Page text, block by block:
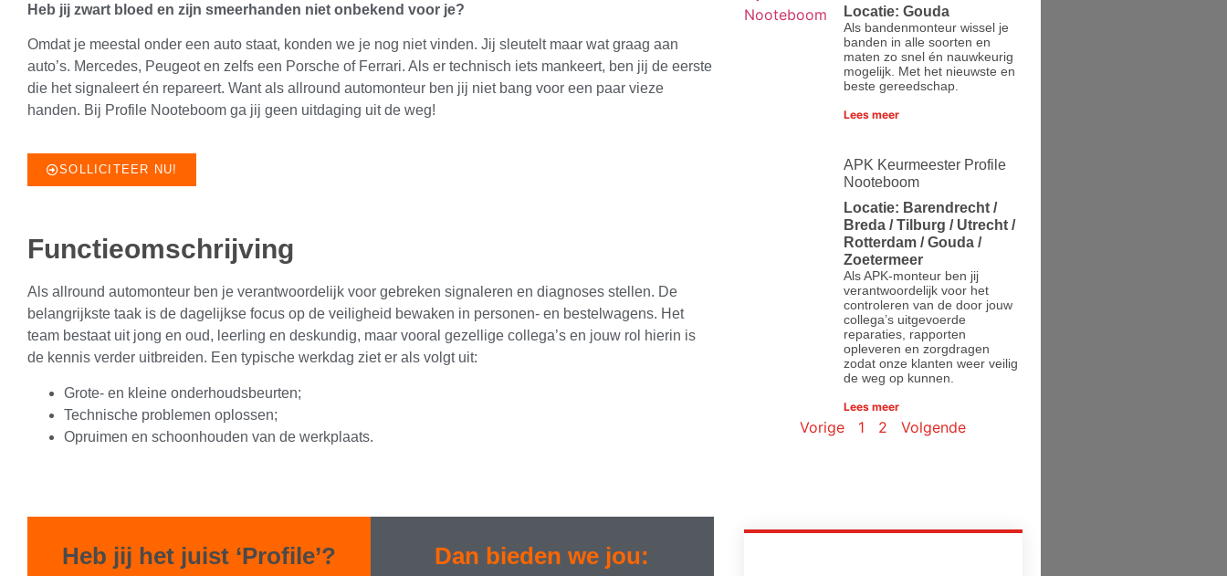
Heb jij zwart bloed en zijn smeerhanden niet onbekend voor je?
Omdat je meestal onder een auto staat, konden we je nog niet vinden. Jij sleutelt maar wat graag aan
auto’s. Mercedes, Peugeot en zelfs een Porsche of Ferrari. Als er technisch iets mankeert, ben jij de eerste
die het signaleert én repareert. Want als allround automonteur ben jij niet bang voor een paar vieze
handen. Bij Profile Nooteboom ga jij geen uitdaging uit de weg!
SOLLICITEER NU!
Functieomschrijving
Als allround automonteur ben je verantwoordelijk voor gebreken signaleren en diagnoses stellen. De
belangrijkste taak is de dagelijkse focus op de veiligheid bewaken in personen- en bestelwagens. Het
team bestaat uit jong en oud, leerling en deskundig, maar vooral gezellige collega’s en jouw rol hierin is
de kennis verder uitbreiden. Een typische werkdag ziet er als volgt uit:
Grote- en kleine onderhoudsbeurten;
Technische problemen oplossen;
Opruimen en schoonhouden van de werkplaats.
Heb jij het juist ‘Profile’? Dan bieden we jou:
Locatie: Gouda
Als bandenmonteur wissel je
banden in alle soorten en
maten zo snel én nauwkeurig
mogelijk. Met het nieuwste en
beste gereedschap.
Lees meer
APK Keurmeester Profile
Nooteboom
Locatie: Barendrecht /
Breda / Tilburg / Utrecht /
Rotterdam / Gouda /
Zoetermeer
Als APK-monteur ben jij
verantwoordelijk voor het
controleren van de door jouw
collega’s uitgevoerde
reparaties, rapporten
opleveren en zorgdragen
zodat onze klanten weer veilig
de weg op kunnen.
Lees meer
Vorige 1 2 Volgende